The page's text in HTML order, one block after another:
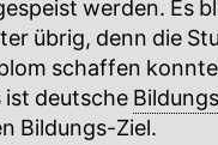
werden. Es
übrig, denn die
schaffen
ist deutsche
Bildungs-Ziel.